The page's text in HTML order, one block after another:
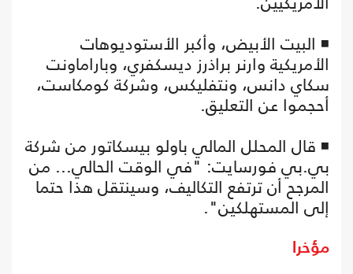
◾ البيت الأبيض، وأكبر الأستوديوهات
الأمريكية وارنر براذرز ديسكفري، وباراماونت
سكاي دانس، ونتفليكس، وشركة كومكاست،
أحجموا عن التعليق.
◾ قال المحلل المالي باولو بيسكاتور من شركة
بي.بي فورسايت: "في الوقت الحالي... من
المرجح أن ترتفع التكاليف، وسينتقل هذا حتما
إلى المستهلكين".
مؤخرا